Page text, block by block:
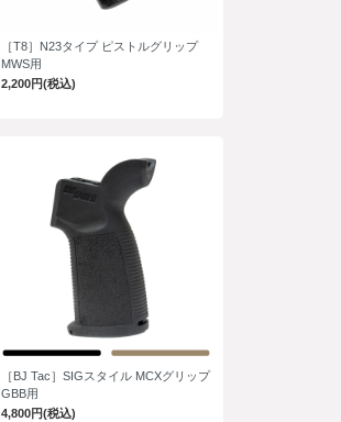
［T8］N23タイプ ピストルグリップ
MWS用
2,200円(税込)
［BJ Tac］SIGスタイル MCXグリップ
GBB用
4,800円(税込)